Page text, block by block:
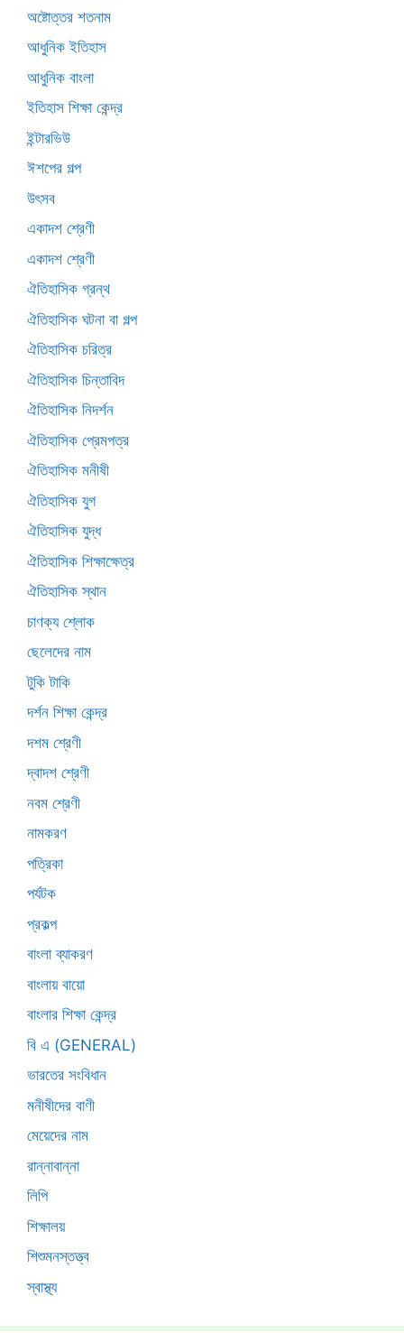
অষ্টোত্তর শতনাম
আধুনিক ইতিহাস
আধুনিক বাংলা
ইতিহাস শিক্ষা কেন্দ্র
ইন্টারভিউ
ঈশপের গল্প
উৎসব
একাদশ শ্রেণী
একাদশ শ্রেণী
ঐতিহাসিক গ্রন্থ
ঐতিহাসিক ঘটনা বা গল্প
ঐতিহাসিক চরিত্র
ঐতিহাসিক চিন্তাবিদ
ঐতিহাসিক নিদর্শন
ঐতিহাসিক প্রেমপত্র
ঐতিহাসিক মনীষী
ঐতিহাসিক যুগ
ঐতিহাসিক যুদ্ধ
ঐতিহাসিক শিক্ষাক্ষেত্র
ঐতিহাসিক স্থান
চাণক্য শ্লোক
ছেলেদের নাম
টুকি টাকি
দর্শন শিক্ষা কেন্দ্র
দশম শ্রেণী
দ্বাদশ শ্রেণী
নবম শ্রেণী
নামকরণ
পত্রিকা
পর্যটক
প্রকল্প
বাংলা ব্যাকরণ
বাংলায় বায়ো
বাংলার শিক্ষা কেন্দ্র
বি এ (GENERAL)
ভারতের সংবিধান
মনীষীদের বাণী
মেয়েদের নাম
রান্নাবান্না
লিপি
শিক্ষালয়
শিশুমনস্তত্ত্ব
স্বাস্থ্য